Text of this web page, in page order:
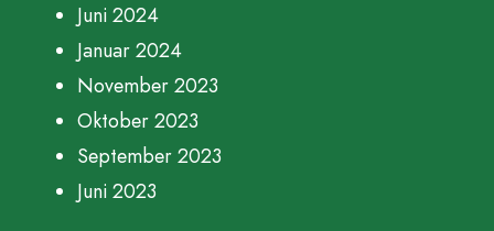
Juni 2024
Januar 2024
November 2023
Oktober 2023
September 2023
Juni 2023